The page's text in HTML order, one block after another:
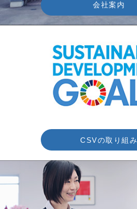
会社案内
CSVの取り組み